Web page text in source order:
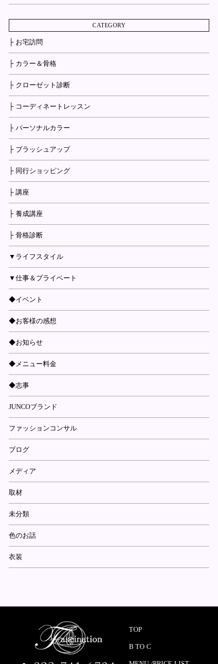
CATEGORY
├ お宅訪問
├ カラー＆骨格
├ クローゼット診断
├ コーディネートレッスン
├ パーソナルカラー
├ ブラッシュアップ
├ 同行ショッピング
├ 講座
├ 養成講座
├ 骨格診断
▼ライフスタイル
▼仕事＆プライベート
◆イベント
◆お客様の感想
◆お知らせ
◆メニュー料金
◆志事
JUNCOブランド
ファッションコンサル
ブログ
メディア
取材
未分類
色のお話
衣装
TOP
B TO C